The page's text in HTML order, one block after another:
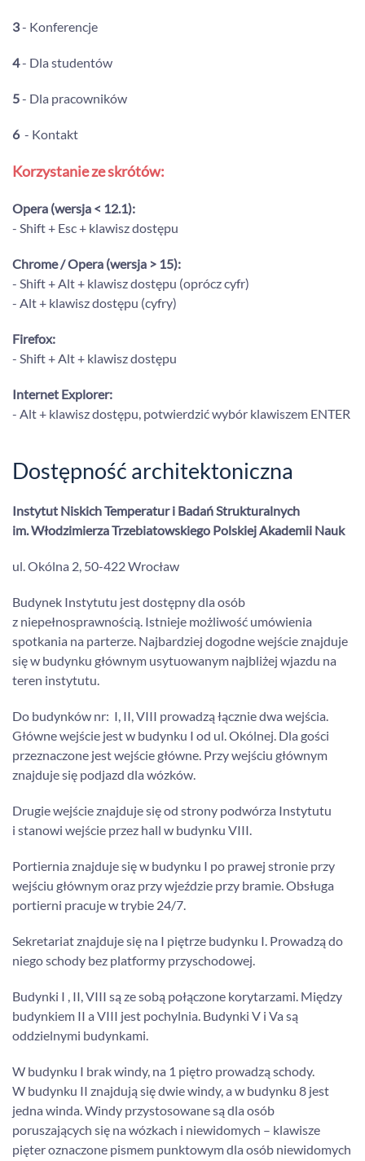
3- Konferencje
4- Dla studentów
5- Dla pracowników
6- Kontakt
Korzystanie ze skrótów:
Opera (wersja < 12.1):
- Shift + Esc + klawisz dostępu
Chrome / Opera (wersja > 15):
- Shift + Alt + klawisz dostępu (oprócz cyfr)
- Alt + klawisz dostępu (cyfry)
Firefox:
- Shift + Alt + klawisz dostępu
Internet Explorer:
- Alt + klawisz dostępu, potwierdzić wybór klawiszem ENTER
Dostępność architektoniczna
Instytut Niskich Temperatur i Badań Strukturalnych
im. Włodzimierza Trzebiatowskiego Polskiej Akademii Nauk
ul. Okólna 2, 50-422 Wrocław
Budynek Instytutu jest dostępny dla osób
z niepełnosprawnością. Istnieje możliwość umówienia
spotkania na parterze. Najbardziej dogodne wejście znajduje
się w budynku głównym usytuowanym najbliżej wjazdu na
teren instytutu.
Do budynków nr: I, II, VIII prowadzą łącznie dwa wejścia.
Główne wejście jest w budynku I od ul. Okólnej. Dla gości
przeznaczone jest wejście główne. Przy wejściu głównym
znajduje się podjazd dla wózków.
Drugie wejście znajduje się od strony podwórza Instytutu
i stanowi wejście przez hall w budynku VIII.
Portiernia znajduje się w budynku I po prawej stronie przy
wejściu głównym oraz przy wjeździe przy bramie. Obsługa
portierni pracuje w trybie 24/7.
Sekretariat znajduje się na I piętrze budynku I. Prowadzą do
niego schody bez platformy przyschodowej.
Budynki I , II, VIII są ze sobą połączone korytarzami. Między
budynkiem II a VIII jest pochylnia. Budynki V i Va są
oddzielnymi budynkami.
W budynku I brak windy, na 1 piętro prowadzą schody.
W budynku II znajdują się dwie windy, a w budynku 8 jest
jedna winda. Windy przystosowane są dla osób
poruszających się na wózkach i niewidomych – klawisze
pięter oznaczone pismem punktowym dla osób niewidomych